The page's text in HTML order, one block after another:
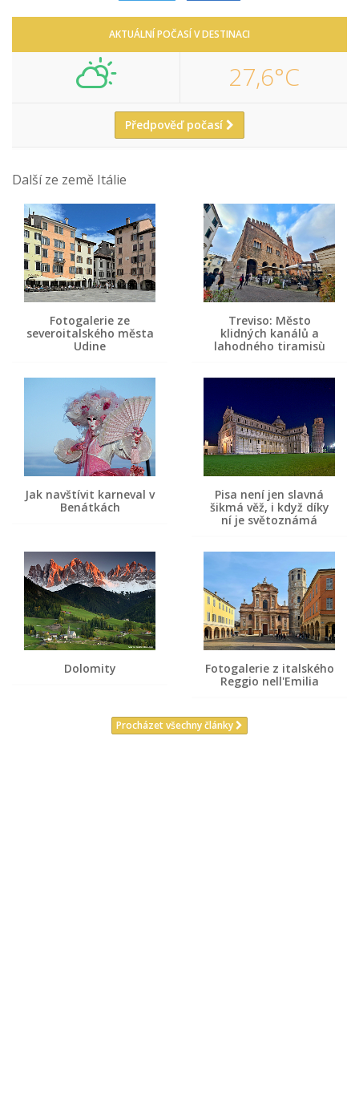
AKTUÁLNÍ POČASÍ V DESTINACI
27,6°C
Předpověď počasí
Další ze země Itálie
Fotogalerie ze
severoitalského města
Udine
Treviso: Město
klidných kanálů a
lahodného tiramisù
Jak navštívit karneval v
Benátkách
Pisa není jen slavná
šikmá věž, i když díky
ní je světoznámá
Dolomity
Fotogalerie z italského
Reggio nell'Emilia
Procházet všechny články